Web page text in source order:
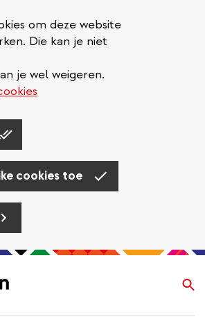
om deze website
Die kan je niet
je wel weigeren.
cookies toe